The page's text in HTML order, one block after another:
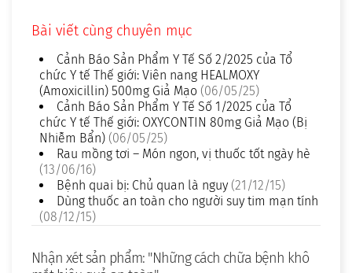
Bài viết cùng chuyên mục
Cảnh Báo Sản Phẩm Y Tế Số 2/2025 của Tổ
chức Y tế Thế giới: Viên nang HEALMOXY
(Amoxicillin) 500mg Giả Mạo (06/05/25)
Cảnh Báo Sản Phẩm Y Tế Số 1/2025 của Tổ
chức Y tế Thế giới: OXYCONTIN 80mg Giả Mạo (Bị
Nhiễm Bẩn) (06/05/25)
Rau mồng tơi – Món ngon, vị thuốc tốt ngày hè
(13/06/16)
Bệnh quai bị: Chủ quan là nguy (21/12/15)
Dùng thuốc an toàn cho người suy tim mạn tính
(08/12/15)
Nhận xét sản phẩm: "Những cách chữa bệnh khô